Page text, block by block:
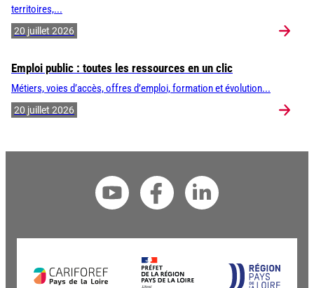
territoires,...
20 juillet 2026
Emploi public : toutes les ressources en un clic
Métiers, voies d’accès, offres d’emploi, formation et évolution...
20 juillet 2026